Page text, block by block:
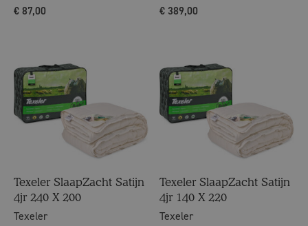
€ 87,00 € 389,00
Texeler SlaapZacht Satijn
4jr 240 X 200
Texeler
Texeler SlaapZacht Satijn
4jr 140 X 220
Texeler